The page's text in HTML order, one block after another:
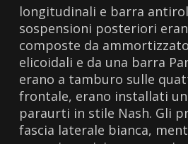
longitudinali e barra
sospensioni posteriori
composte da
elicoidali e da una barra
erano a tamburo sulle
frontale, erano installati
paraurti in stile Nash. Gli
fascia laterale bianca,